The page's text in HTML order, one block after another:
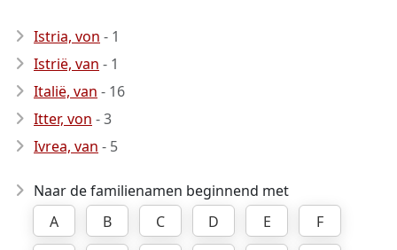
Istria, von - 1
Istrië, van - 1
Italië, van - 16
Itter, von - 3
Ivrea, van - 5
Naar de familienamen beginnend met
A
B C D E
F